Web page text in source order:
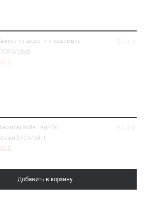
из шерсти и кашемира
glaze
Войти
Wide Leg 426
D426/zeldi
Войти
Добавить в корзину